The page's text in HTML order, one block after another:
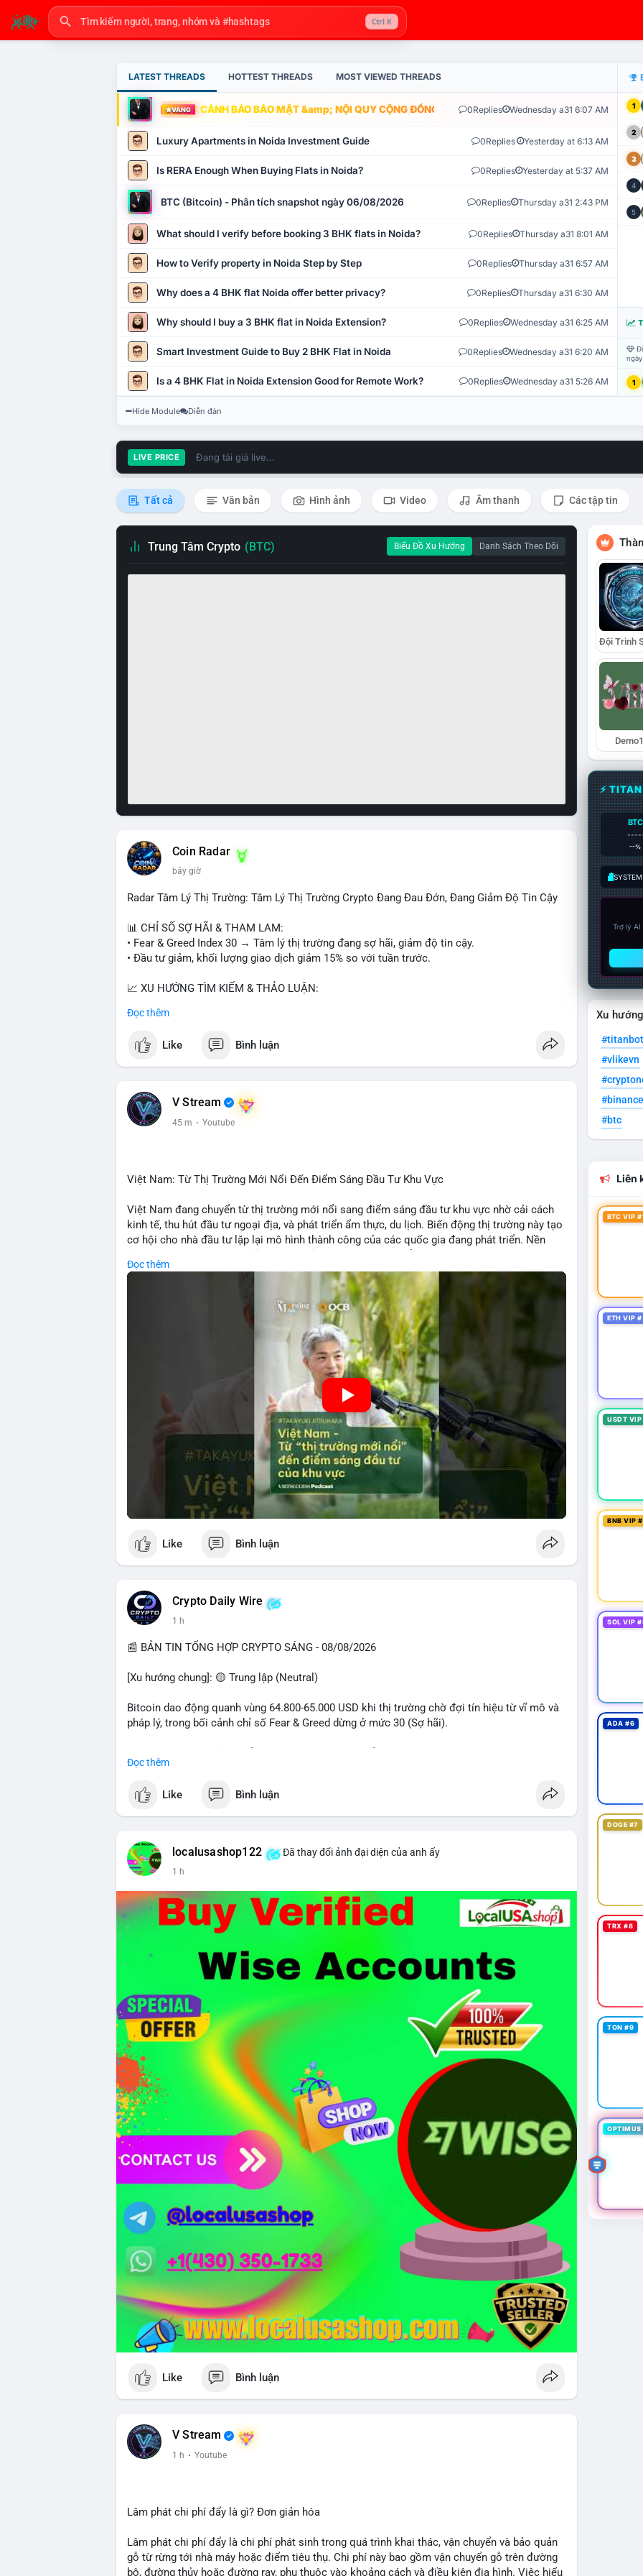
Ctrl K
LATEST THREADS HOTTEST THREADS MOST VIEWED THREADS
VÀNG CẢNH BÁO BẢO MẬT &amp; NỘI QUY CỘNG ĐỒNG VLIKE.VN: HỆ THỐNG GIÁM SÁT TỰ
0Replies Wednesday a31 6:07 AM
Luxury Apartments in Noida Investment Guide 0Replies Yesterday at 6:13 AM
Is RERA Enough When Buying Flats in Noida? 0Replies Yesterday at 5:37 AM
BTC (Bitcoin) - Phân tích snapshot ngày 06/08/2026 0Replies Thursday a31 2:43 PM
What should I verify before booking 3 BHK flats in Noida? 0Replies Thursday a31 8:01 AM
How to Verify property in Noida Step by Step 0Replies Thursday a31 6:57 AM
Why does a 4 BHK flat Noida offer better privacy? 0Replies Thursday a31 6:30 AM
Why should I buy a 3 BHK flat in Noida Extension? 0Replies Wednesday a31 6:25 AM
Smart Investment Guide to Buy 2 BHK Flat in Noida 0Replies Wednesday a31 6:20 AM
Is a 4 BHK Flat in Noida Extension Good for Remote Work? 0Replies Wednesday a31 5:26 AM
1
2
3
4
5
1
Hide Module Diễn đàn
LIVE PRICE Đang tải giá live...
Tất cả Văn bản Hình ảnh Video Âm thanh Các tập tin
Trung Tâm Crypto (BTC) Biểu Đồ Xu Hướng Danh Sách Theo Dõi
Coin Radar
bây giờ
Radar Tâm Lý Thị Trường: Tâm Lý Thị Trường Crypto Đang Đau Đớn, Đang Giảm Độ Tin Cậy
📊 CHỈ SỐ SỢ HÃI & THAM LAM:
• Fear & Greed Index 30 → Tâm lý thị trường đang sợ hãi, giảm độ tin cậy.
• Đầu tư giảm, khối lượng giao dịch giảm 15% so với tuần trước.
📈 XU HƯỚNG TÌM KIẾM & THẢO LUẬN:
Tutorial.
• LunarCrush: Ethereum, Solana, Dogecoin, Chainlink, Litecoin, Tesla, UFC, Premier League,
etc.
💬 DÒNG CHẢY TIN TỨC & TRUYỀN THÔNG:
• Telegram: US Senate tiến hành bỏ phiếu Clarity Act, IMF nói stablecoin địa phương tăng
nhu cầu.
crypto.
💡 NHẬN ĐỊNH & KHUYẾN NGHỊ:
• Tâm lý ngắn hạn: sợ hãi, giảm khối lượng, người bán tăng.
• Khuyến nghị: giữ cẩn thận, tránh short, tập trung vào stablecoin, theo dõi US legislation.
📊 Nguồn: Radar Tâm Lý Thị Trường
Đọc thêm
Like Bình luận
V Stream
45 m · Youtube
Việt Nam: Từ Thị Trường Mới Nổi Đến Điểm Sáng Đầu Tư Khu Vực
Việt Nam đang chuyển từ thị trường mới nổi sang điểm sáng đầu tư khu vực nhờ cải cách
kinh tế, thu hút đầu tư ngoại địa, và phát triển ẩm thực, du lịch. Biến động thị trường này tạo
cơ hội cho nhà đầu tư lặp lại mô hình thành công của các quốc gia đang phát triển. Nền
đầu tư toàn cầu.
Đọc thêm
Like Bình luận
Crypto Daily Wire
1 h
📰 BẢN TIN TỔNG HỢP CRYPTO SÁNG - 08/08/2026
[Xu hướng chung]: 🟡 Trung lập (Neutral)
Bitcoin dao động quanh vùng 64.800-65.000 USD khi thị trường chờ đợi tín hiệu từ vĩ mô và
pháp lý, trong bối cảnh chỉ số Fear & Greed dừng ở mức 30 (Sợ hãi).
chuyển 289,92 BTC trị giá 18,83 triệu USD lúc 08:19 UTC và 61,37 BTC (gần 4 triệu USD) lúc
sàn.
phiếu để tiến tới tháng tới. IMF nhận định stablecoin nội địa có thể thúc đẩy nhu cầu token
được dollar hỗ trợ. Tòa án Mỹ cho phép Bybit truy xuất tài sản 1,5 tỷ USD từ vụ hack Triều
Tiên.
- Công nghệ & Bảo mật: BTCPay cảnh báo exploit mới trên LND có thể đánh cắp thông tin
đăng nhập Lightning Network, người dùng cần cập nhật ngay. XRP Ledger đề xuất sửa đổi
bảo mật token hóa tài sản Wall Street trị giá 530 triệu USD.
Nhà đầu tư nên thận trọng với đòn bẩy cao khi Funding Rate BTC chỉ ở mức 0.0035%. Vùng
Fear hiện tại có thể là cơ hội tích lũy dài hạn nhưng cần chờ xác nhận dòng tiền.
Xem chi tiết các bài viết đầy đủ tại dòng thời gian của Vlike.vn!
#whalealertbtc #clarityact #lightningexploit #xrpledger
Đọc thêm
Like Bình luận
localusashop122 Đã thay đổi ảnh đại diện của anh ấy
1 h
Like Bình luận
V Stream
1 h · Youtube
Lâm phát chi phí đẩy là gì? Đơn giản hóa
Lâm phát chi phí đẩy là chi phí phát sinh trong quá trình khai thác, vận chuyển và bảo quản
gỗ từ rừng tới nhà máy hoặc điểm tiêu thụ. Chi phí này bao gồm vận chuyển gỗ trên đường
bộ, đường thủy hoặc đường ray, phụ thuộc vào khoảng cách và điều kiện địa hình. Việc hiểu
⚡
BTC
--%
Trợ lý
Xu
#titanbot
#vlikevn
#btc
Liên
BTC VIP
ETH VIP
USDT
BNB VIP
SOL VIP
ADA #6
DOGE #7
TRX #8
TON #9
OPTIMUS